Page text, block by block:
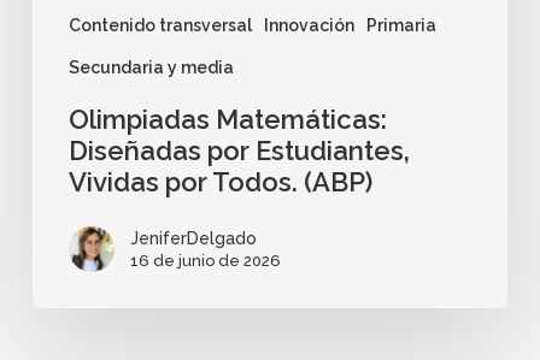
Contenido transversal Innovación Primaria
Secundaria y media
Olimpiadas Matemáticas:
Diseñadas por Estudiantes,
Vividas por Todos. (ABP)
JeniferDelgado
16 de junio de 2026